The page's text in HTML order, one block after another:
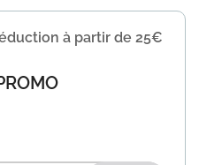
sur l'ensemble du
est utilisable sur 2
bénéficier d... En
à partir de 25€